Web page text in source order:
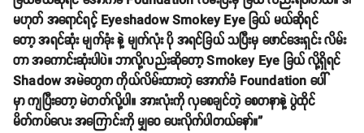
မဟုတ် အရောင်ရင့် Eyeshadow Smokey Eye ခြယ် မယ်ဆိုရင်
တော့ အရင်ဆုံး မျက်ခုံး နဲ့ မျက်လုံး ပို အရင်ခြယ် သပြီးမှ ဖောင်ဒေးရှင်း လိမ်း
တာ အကောင်းဆုံးပါပဲ။ ဘာလို့လည်းဆိုတော့ Smokey Eye ခြယ် လို့ရှိရင်
Shadow အမဲတွေက ကိုယ်လိမ်းထားတဲ့ အောက်ခံ Foundation ပေါ်
မှာ ကျပြီးတော့ မဲတတ်လို့ပါ။ အားလုံးကို လှစေချင်တဲ့ စေတနာနဲ့ ပွဲထိုင်
မိတ်ကပ်လေး အကြောင်းကို မျှဝေ ပေးလိုက်ပါတယ်နော်။”